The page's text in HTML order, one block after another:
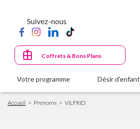
principal
Suivez-nous
Coffrets & Bons Plans
Votre programme Désir d'enfant
Fil
d'Ariane
Accueil Prenoms VILFRID